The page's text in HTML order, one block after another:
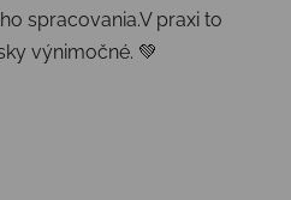
spracovania.V praxi to
výnimočné. 💚